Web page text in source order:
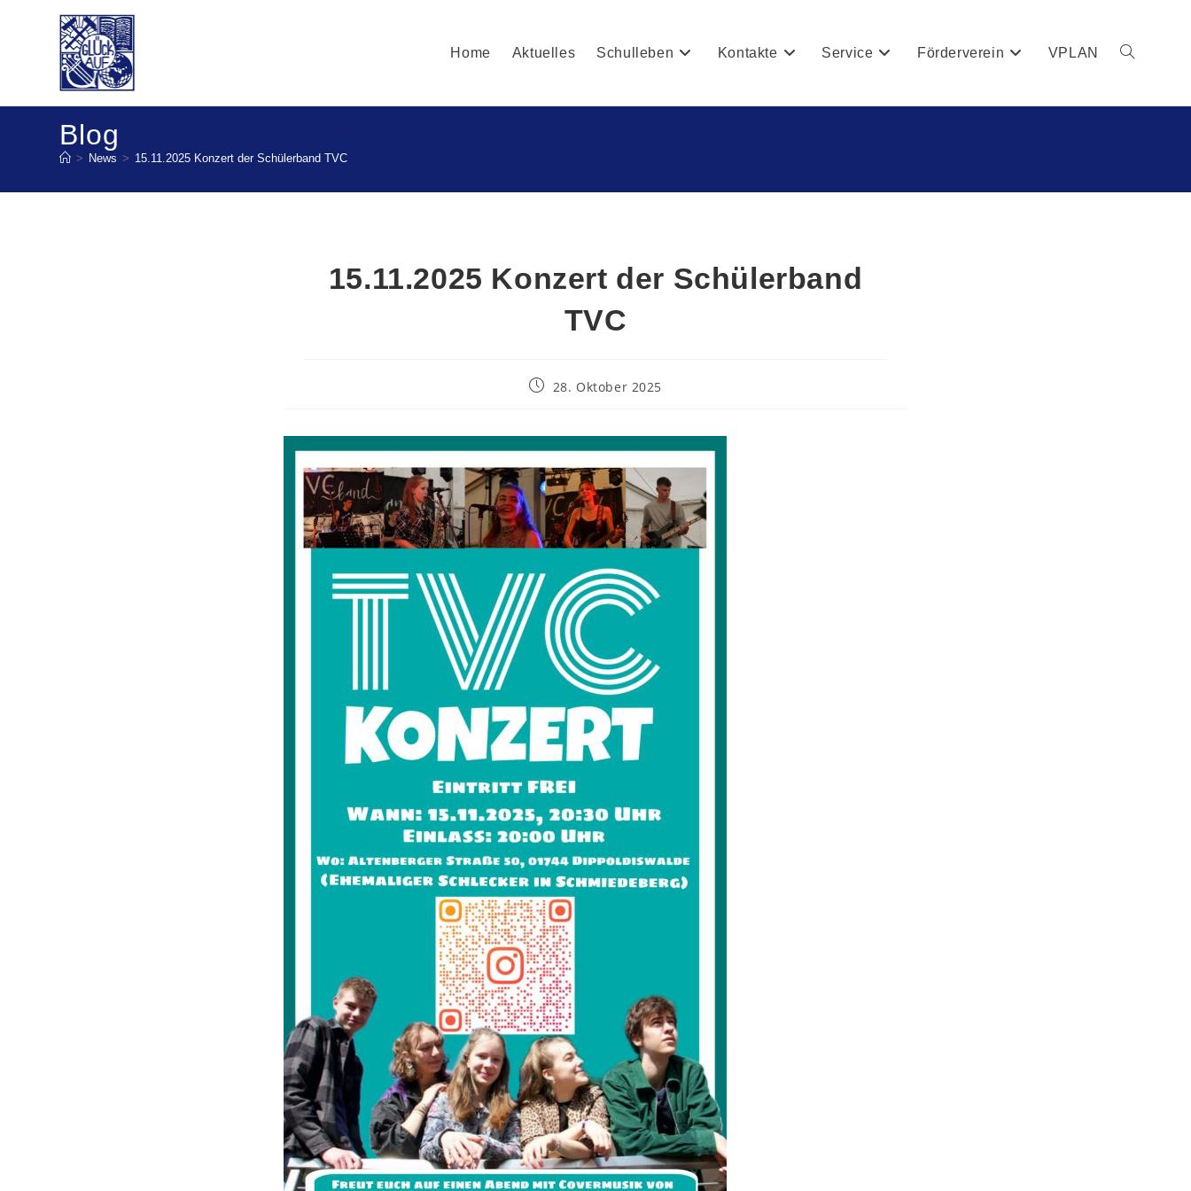
Home Aktuelles Schulleben Kontakte Service Förderverein VPLAN
Blog
> News > 15.11.2025 Konzert der Schülerband TVC
15.11.2025 Konzert der Schülerband
TVC
28. Oktober 2025